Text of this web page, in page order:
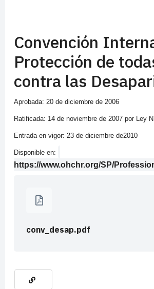
Convención
Protección de
contra las
Aprobada: 20 de diciembre de 2006
Ratificada: 14 de noviembre de 2007 por Ley
Entrada en vigor: 23 de diciembre de2010
Disponible en:
https://www.ohchr.org/SP/
conv_desap.pdf